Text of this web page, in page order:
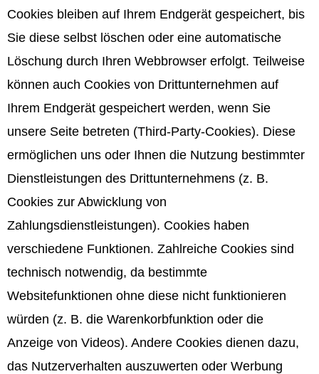
Cookies bleiben auf Ihrem Endgerät gespeichert, bis
Sie diese selbst löschen oder eine automatische
Löschung durch Ihren Webbrowser erfolgt. Teilweise
können auch Cookies von Drittunternehmen auf
Ihrem Endgerät gespeichert werden, wenn Sie
unsere Seite betreten (Third-Party-Cookies). Diese
ermöglichen uns oder Ihnen die Nutzung bestimmter
Dienstleistungen des Drittunternehmens (z. B.
Cookies zur Abwicklung von
Zahlungsdienstleistungen). Cookies haben
verschiedene Funktionen. Zahlreiche Cookies sind
technisch notwendig, da bestimmte
Websitefunktionen ohne diese nicht funktionieren
würden (z. B. die Warenkorbfunktion oder die
Anzeige von Videos). Andere Cookies dienen dazu,
das Nutzerverhalten auszuwerten oder Werbung